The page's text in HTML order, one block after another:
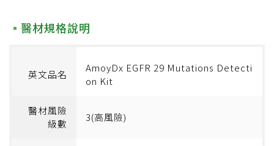
醫材規格說明
英文品名
AmoyDx EGFR 29 Mutations Detecti
on Kit
醫材風險
級數
3(高風險)